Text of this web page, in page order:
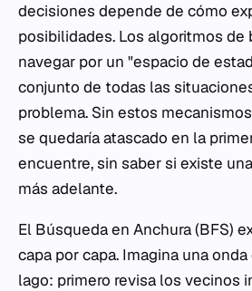
decisiones depende de cómo
posibilidades. Los algoritmos de
navegar por un "espacio de
conjunto de todas las
problema. Sin estos
se quedaría atascado en la
encuentre, sin saber si existe
más adelante.
El Búsqueda en Anchura (BFS)
capa por capa. Imagina una
lago: primero revisa los vecinos